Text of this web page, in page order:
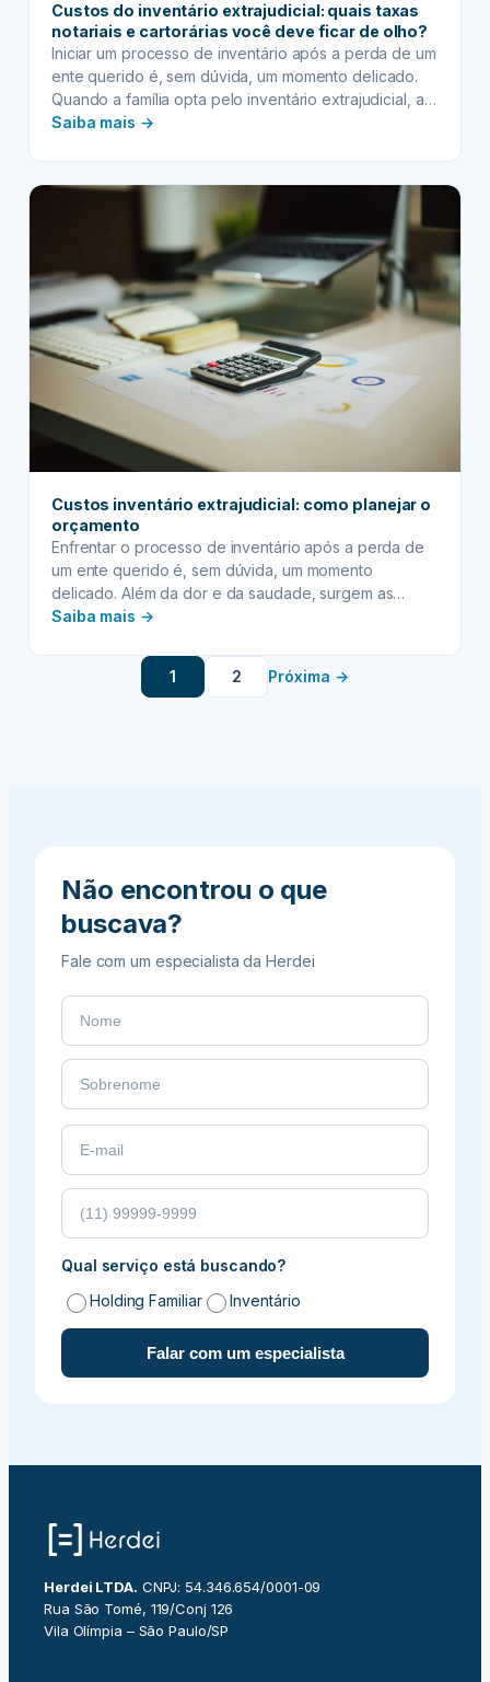
vida
Custos do inventário extrajudicial: quais taxas
notariais e cartorárias você deve ficar de olho?
Iniciar um processo de inventário após a perda de um
ente querido é, sem dúvida, um momento delicado.
Quando a família opta pelo inventário extrajudicial, a
expectativa é de mais agilidade e menos burocracia.
que diz respeito às taxas notariais e cartorárias.
Saiba mais →:
extrajudicial:
quais
taxas
notariais
e
cartorárias
você
deve
ficar
olho?
Custos inventário extrajudicial: como planejar o
orçamento
Enfrentar o processo de inventário após a perda de
um ente querido é, sem dúvida, um momento
delicado. Além da dor e da saudade, surgem as
preocupações com a burocracia e, claro, os custos
oferece uma alternativa mais ágil e menos onerosa
que a via judicial, ideal para casos onde…
Saiba mais →:
inventário
extrajudicial:
1 2 Próxima →
Não encontrou o que
buscava?
Fale com um especialista da Herdei
Qual serviço está buscando?
Holding Familiar
Inventário
Falar com um especialista
Herdei LTDA. CNPJ: 54.346.654/0001-09
Rua São Tomé, 119/Conj 126
Vila Olímpia – São Paulo/SP